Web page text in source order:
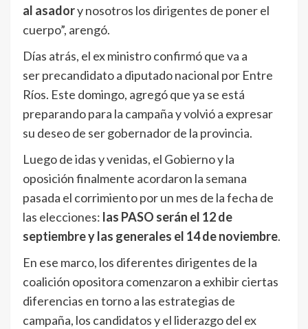
al asadory nosotros los dirigentes de poner el
cuerpo”, arengó.
Días atrás, el ex ministro confirmó que va a
ser precandidato a diputado nacional por Entre
Ríos. Este domingo, agregó que ya se está
preparando para la campaña y volvió a expresar
su deseo de ser gobernador de la provincia.
Luego de idas y venidas, el Gobierno y la
oposición finalmente acordaron la semana
pasada el corrimiento por un mes de la fecha de
las elecciones: las PASO serán el 12 de
septiembre y las generales el 14 de noviembre.
En ese marco, los diferentes dirigentes de la
coalición opositora comenzaron a exhibir ciertas
diferencias en torno a las estrategias de
campaña, los candidatos y el liderazgo del ex